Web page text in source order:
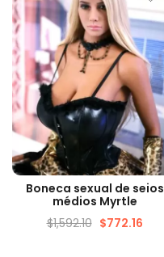
VISUALIZAÇÃO RÁPIDA
Boneca sexual de seios
médios Myrtle
$1,592.10 $772.16